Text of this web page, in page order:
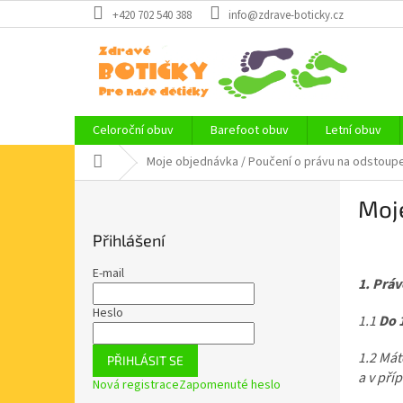
na
+420 702 540 388 info@zdrave-boticky.cz
Celoroční obuv Barefoot obuv Letní obuv
Domů Moje objednávka / Poučení o právu na
Přihlášení
E-mail
Heslo
PŘIHLÁSIT SE
Nová registraceZapomenuté heslo
1.
1.1Do
1.2
a v